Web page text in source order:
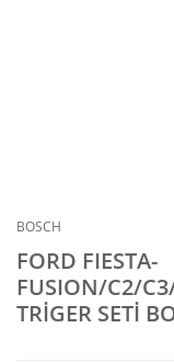
BOSCH
FORD FIESTA-
FUSION/C2/
TRİGER SETİ